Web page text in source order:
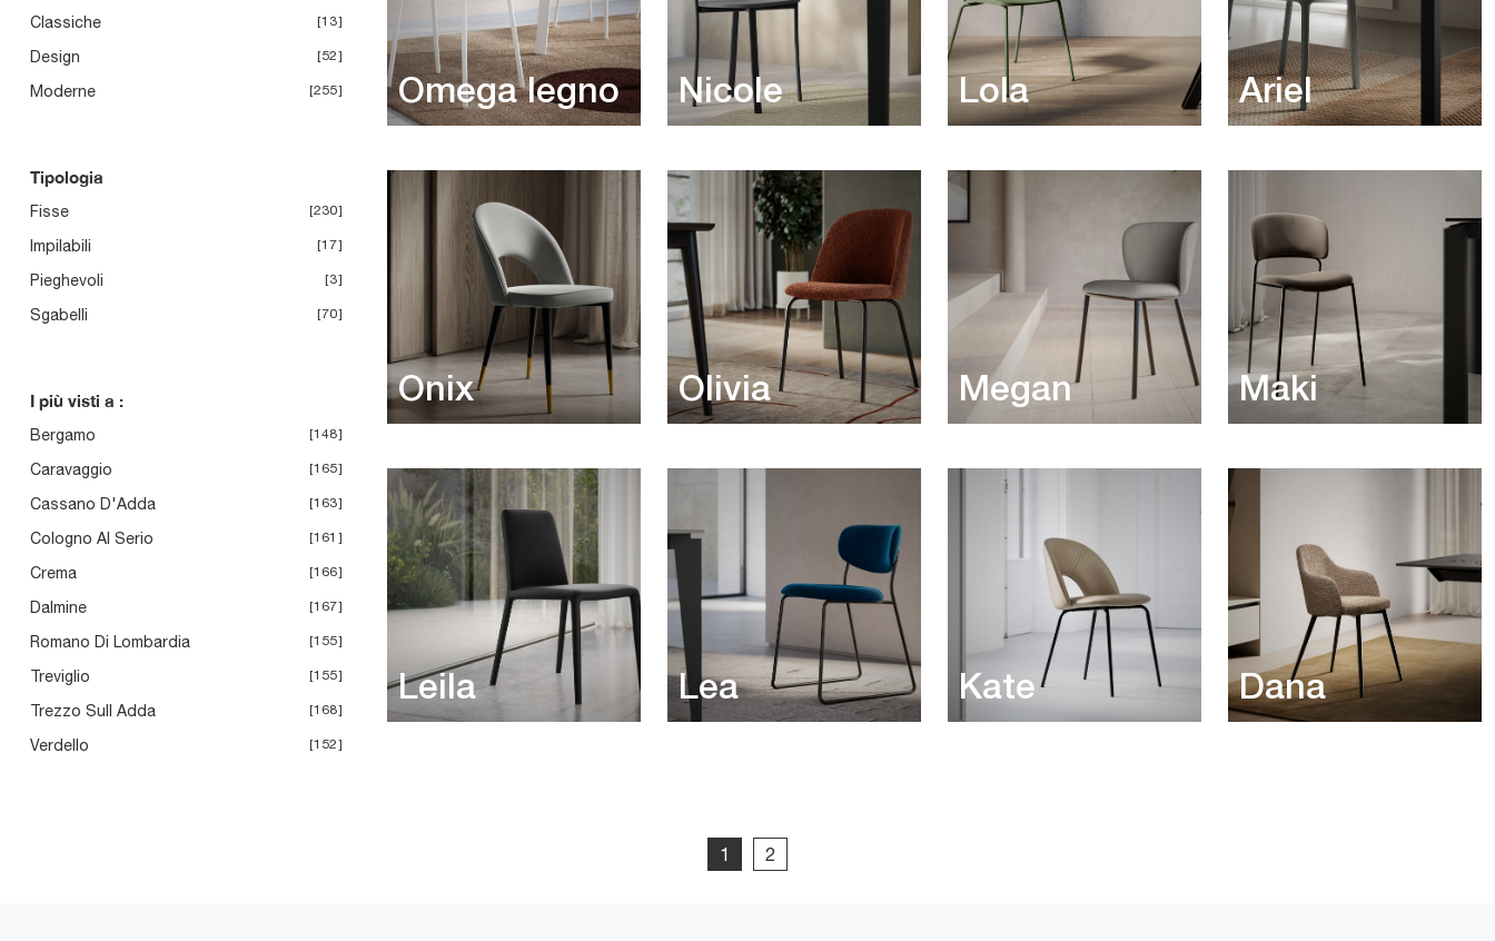
Classiche 13
Design 52
Moderne 255
Tipologia
Fisse 230
Impilabili 17
Pieghevoli 3
Sgabelli 70
I più visti a :
Bergamo 148
Caravaggio 165
Cassano D'Adda 163
Cologno Al Serio 161
Crema 166
Dalmine 167
Romano Di Lombardia 155
Treviglio 155
Trezzo Sull Adda 168
Verdello 152
Omega legno Nicole Lola Ariel
Onix Olivia Megan Maki
Leila Lea Kate Dana
1 2